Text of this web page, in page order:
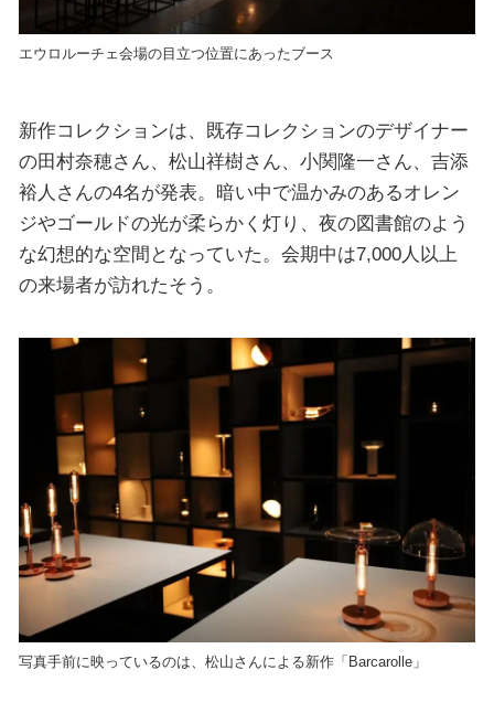
エウロルーチェ会場の目立つ位置にあったブース
新作コレクションは、既存コレクションのデザイナー
の田村奈穂さん、松山祥樹さん、小関隆一さん、吉添
裕人さんの4名が発表。暗い中で温かみのあるオレン
ジやゴールドの光が柔らかく灯り、夜の図書館のよう
な幻想的な空間となっていた。会期中は7,000人以上
の来場者が訪れたそう。
写真手前に映っているのは、松山さんによる新作「Barcarolle」